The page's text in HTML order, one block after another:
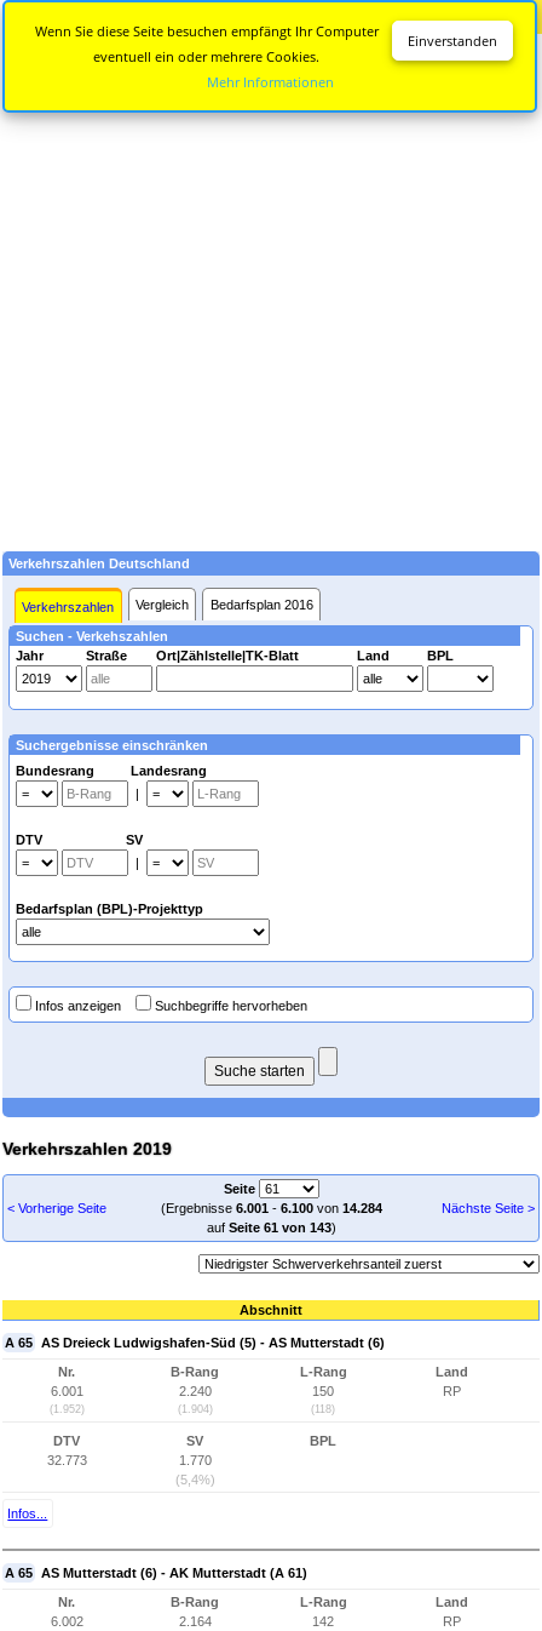
Verkehrszahlen Deutschland
Verkehrszahlen Vergleich Bedarfsplan 2016
Suchen - Verkehszahlen
Jahr
Straße Ort|Zählstelle|TK-Blatt Land BPL
Suchergebnisse einschränken
Bundesrang Landesrang
|
DTV SV
|
Bedarfsplan (BPL)-Projekttyp
Infos anzeigen Suchbegriffe hervorheben
Verkehrszahlen 2019
< Vorherige Seite
Seite
(Ergebnisse 6.001- 6.100von 14.284
auf Seite 61 von 143)
Nächste Seite >
Abschnitt
A 65 AS Dreieck Ludwigshafen-Süd (5) - AS Mutterstadt (6)
Nr.
6.001
(1.952)
B-Rang
2.240
(1.904)
L-Rang
150
(118)
Land
RP
DTV
32.773
SV
1.770
(5,4%)
BPL
Infos...
A 65 AS Mutterstadt (6) - AK Mutterstadt (A 61)
Nr.
6.002
B-Rang
2.164
L-Rang
142
Land
RP
Einverstanden
Wenn Sie diese Seite besuchen empfängt Ihr Computer
eventuell ein oder mehrere Cookies.
Mehr Informationen